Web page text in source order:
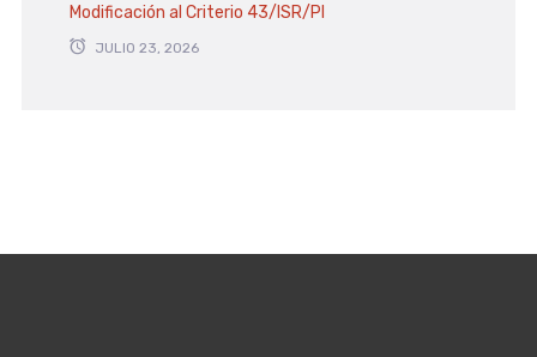
Modificación al Criterio 43/ISR/PI
JULIO 23, 2026